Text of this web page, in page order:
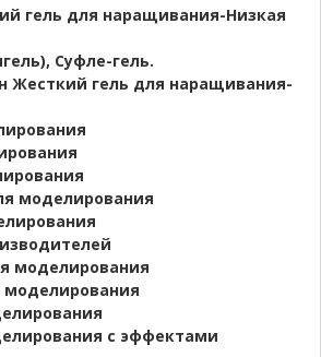
гель для наращивания-Низкая
Суфле-гель.
Жесткий гель для наращивания-
моделирования
моделирования
моделирования
с эффектами